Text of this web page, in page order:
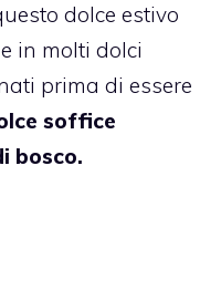
dolce estivo
in molti dolci
prima di essere
soffice
bosco.